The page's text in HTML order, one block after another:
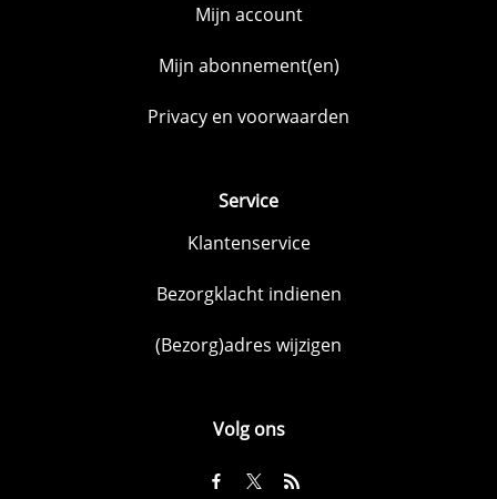
Mijn account
Mijn abonnement(en)
Privacy en voorwaarden
Service
Klantenservice
Bezorgklacht indienen
(Bezorg)adres wijzigen
Volg ons